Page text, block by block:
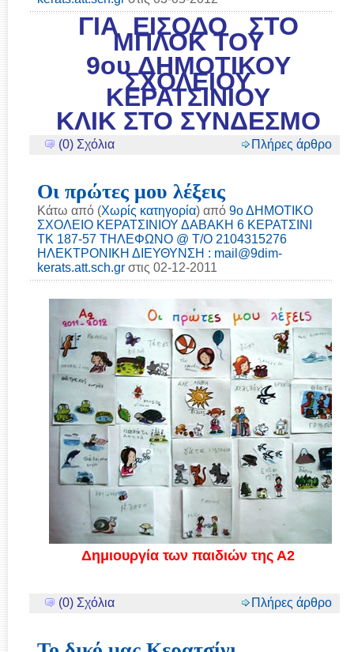
ΓΙΑ ΕΙΣΟΔΟ ΣΤΟ
ΜΠΛΟΚ ΤΟΥ
9ου ΔΗΜΟΤΙΚΟΥ
ΣΧΟΛΕΙΟΥ
ΚΕΡΑΤΣΙΝΙΟΥ
ΚΛΙΚ ΣΤΟ ΣΥΝΔΕΣΜΟ
(0) Σχόλια Πλήρες άρθρο
Οι πρώτες μου λέξεις
Κάτω από (Χωρίς κατηγορία) από 9ο ΔΗΜΟΤΙΚΟ
ΣΧΟΛΕΙΟ ΚΕΡΑΤΣΙΝΙΟΥ ΔΑΒΑΚΗ 6 ΚΕΡΑΤΣΙΝΙ
ΤΚ 187-57 ΤΗΛΕΦΩΝΟ @ Τ/Ο 2104315276
ΗΛΕΚΤΡΟΝΙΚΗ ΔΙΕΥΘΥΝΣΗ : mail@9dim-
kerats.att.sch.gr στις 02-12-2011
Δημιουργία των παιδιών της Α2
(0) Σχόλια Πλήρες άρθρο